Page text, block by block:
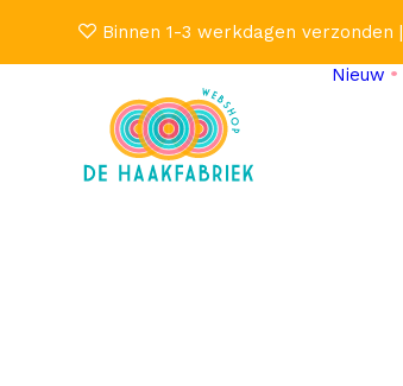
Binnen 1-3 werkdagen verzonden |
Nieuw